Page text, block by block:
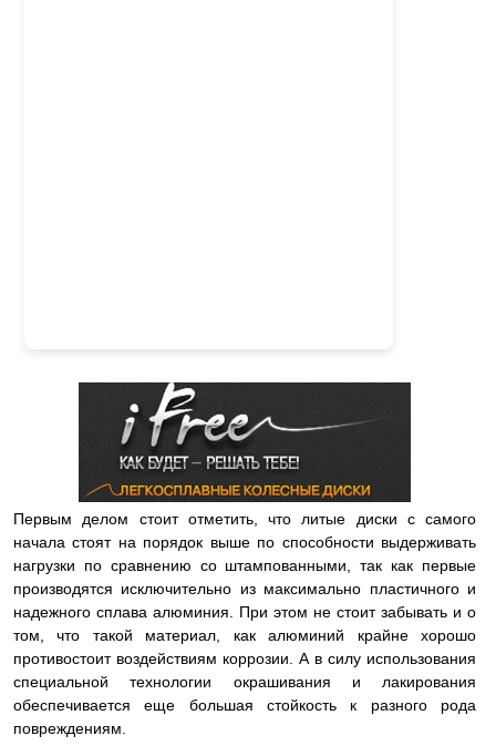
Первым делом стоит отметить, что литые диски с самого
начала стоят на порядок выше по способности выдерживать
нагрузки по сравнению со штампованными, так как первые
производятся исключительно из максимально пластичного и
надежного сплава алюминия. При этом не стоит забывать и о
том, что такой материал, как алюминий крайне хорошо
противостоит воздействиям коррозии. А в силу использования
специальной технологии окрашивания и лакирования
обеспечивается еще большая стойкость к разного рода
повреждениям.